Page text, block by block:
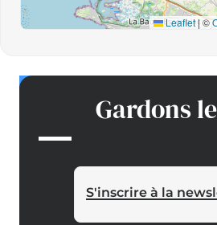
Leaflet|©
Gardons
S'inscrire à la